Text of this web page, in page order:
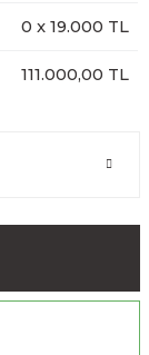
0 x 19.000 TL
111.000,00 TL